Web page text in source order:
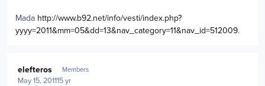
Mada http://www.b92.net/info/vesti/index.php?
yyyy=2011&mm=05&dd=13&nav_category=11&nav_id=512009.
elefteros Members
May 15, 201115 yr